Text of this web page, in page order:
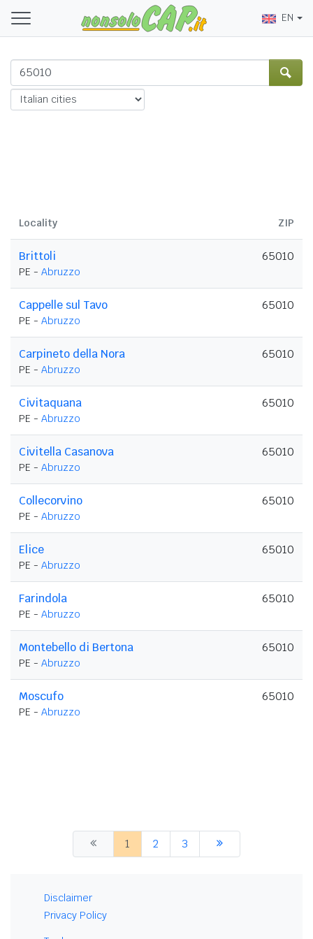
EN
Locality ZIP
Brittoli
PE - Abruzzo
65010
Cappelle sul Tavo
PE - Abruzzo
65010
Carpineto della Nora
PE - Abruzzo
65010
Civitaquana
PE - Abruzzo
65010
Civitella Casanova
PE - Abruzzo
65010
Collecorvino
PE - Abruzzo
65010
Elice
PE - Abruzzo
65010
Farindola
PE - Abruzzo
65010
Montebello di Bertona
PE - Abruzzo
65010
Moscufo
PE - Abruzzo
65010
1 2 3
Disclaimer
Privacy Policy